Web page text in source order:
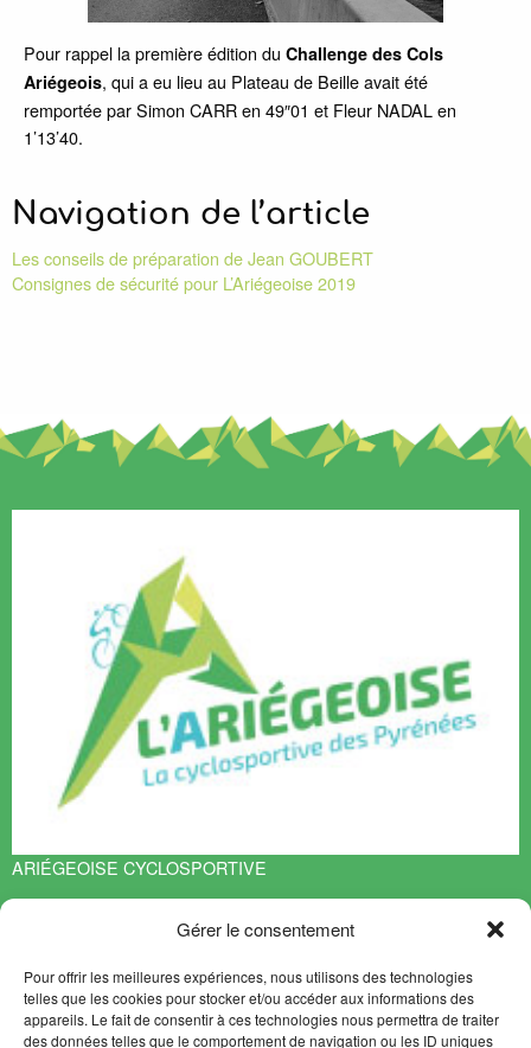
Gérer le consentement
Pour offrir les meilleures expériences, nous utilisons des technologies
telles que les cookies pour stocker et/ou accéder aux informations des
appareils. Le fait de consentir à ces technologies nous permettra de traiter
des données telles que le comportement de navigation ou les ID uniques
Pour rappel la première édition du Challenge des Cols
Ariégeois, qui a eu lieu au Plateau de Beille avait été
remportée par Simon CARR en 49″01 et Fleur NADAL en
1’13’40.
Navigation de l’article
Les conseils de préparation de Jean GOUBERT
Consignes de sécurité pour L’Ariégeoise 2019
ARIÉGEOISE CYCLOSPORTIVE
Espace François Mitterrand
EN SAVOIR PLUS
Contact